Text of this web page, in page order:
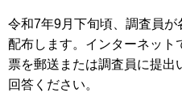
令和7年9月下旬頃、調査員
配布します。インターネット
票を郵送または調査員に提
回答ください。